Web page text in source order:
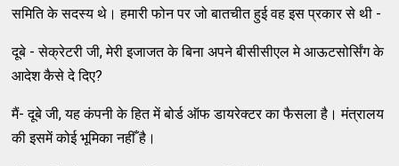
समिति के सदस्य थे। हमारी फोन पर जो बातचीत हुई वह इस प्रकार से थी -
दूबे - सेक्रेटरी जी, मेरी इजाजत के बिना अपने बीसीसीएल मे आऊटसोर्सिंग के
आदेश कैसे दे दिए?
मैं- दूबे जी, यह कंपनी के हित में बोर्ड ऑफ डायरेक्टर का फैसला है। मंत्रालय
की इसमें कोई भूमिका नहीँ है।